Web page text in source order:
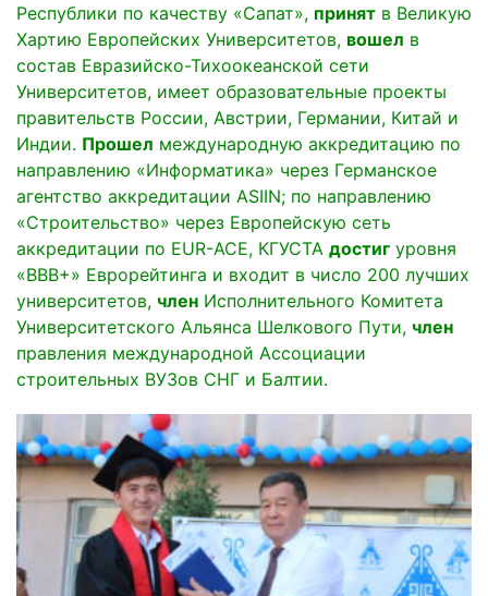
Республики по качеству «Сапат», принят в Великую
Хартию Европейских Университетов, вошел в
состав Евразийско-Тихоокеанской сети
Университетов, имеет образовательные проекты
правительств России, Австрии, Германии, Китай и
Индии. Прошел международную аккредитацию по
направлению «Информатика» через Германское
агентство аккредитации ASIIN; по направлению
«Строительство» через Европейскую сеть
аккредитации по EUR-ACE, КГУСТА достиг уровня
«ВВВ+» Еврорейтинга и входит в число 200 лучших
университетов, член Исполнительного Комитета
Университетского Альянса Шелкового Пути, член
правления международной Ассоциации
строительных ВУЗов СНГ и Балтии.